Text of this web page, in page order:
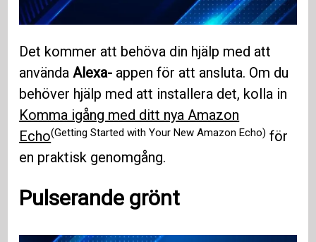
Det kommer att behöva din hjälp med att
användaAlexa- appen för att ansluta. Om du
behöver hjälp med att installera det, kolla in
Komma igång med ditt nya Amazon
Echo(Getting Started with Your New Amazon Echo) för
en praktisk genomgång.
Pulserande grönt